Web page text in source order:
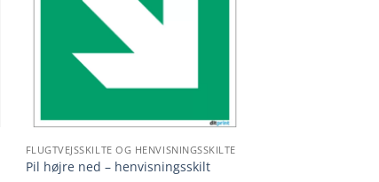
FLUGTVEJSSKILTE OG HENVISNINGSSKILTE
Pil højre ned – henvisningsskilt